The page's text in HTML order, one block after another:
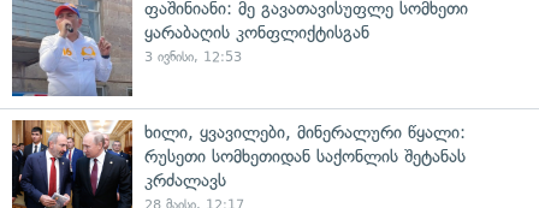
ფაშინიანი: მე გავათავისუფლე სომხეთი
ყარაბაღის კონფლიქტისგან
3 ივნისი, 12:53
ხილი, ყვავილები, მინერალური წყალი:
რუსეთი სომხეთიდან საქონლის შეტანას
კრძალავს